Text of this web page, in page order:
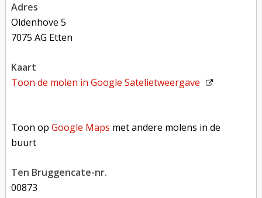
adres
Oldenhove 5
7075 AG Etten
kaart
Toon de molen inGoogle Satelietweergave
Toon opGoogle Maps met andere molens in de
buurt
Ten Bruggencate-nr.
00873